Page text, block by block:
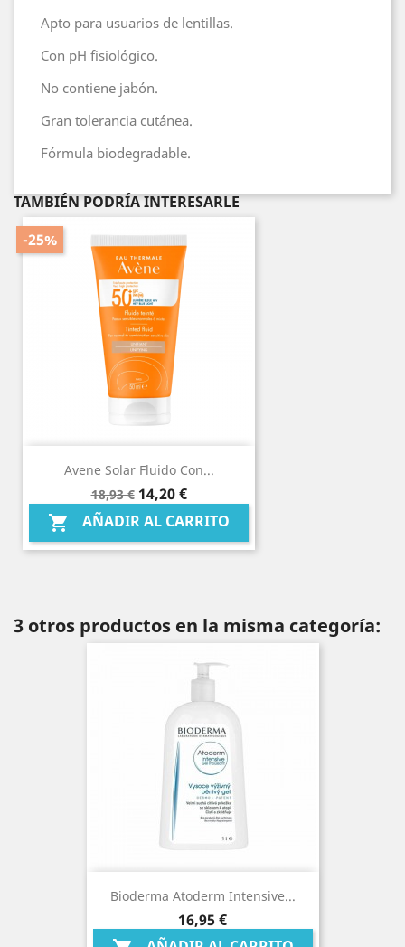
Apto para usuarios de lentillas.
Con pH fisiológico.
No contiene jabón.
Gran tolerancia cutánea.
Fórmula biodegradable.
TAMBIÉN PODRÍA INTERESARLE
Avene Solar Fluido Con...
Precio
base
18,93 €
-25%
Precio
14,20 €
 AÑADIR AL CARRITO
3 otros productos en la misma categoría:
Bioderma Atoderm Intensive...
Precio
16,95 €